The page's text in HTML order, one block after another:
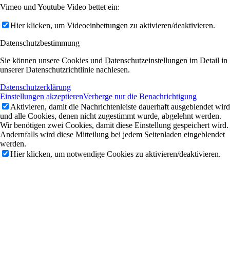
Vimeo und Youtube Video bettet ein:
Hier klicken, um Videoeinbettungen zu aktivieren/deaktivieren.
Datenschutzbestimmung
Sie können unsere Cookies und Datenschutzeinstellungen im Detail in
unserer Datenschutzrichtlinie nachlesen.
Datenschutzerklärung
Einstellungen akzeptierenVerberge nur die Benachrichtigung
Aktivieren, damit die Nachrichtenleiste dauerhaft ausgeblendet wird
und alle Cookies, denen nicht zugestimmt wurde, abgelehnt werden.
Wir benötigen zwei Cookies, damit diese Einstellung gespeichert wird.
Andernfalls wird diese Mitteilung bei jedem Seitenladen eingeblendet
werden.
Hier klicken, um notwendige Cookies zu aktivieren/deaktivieren.